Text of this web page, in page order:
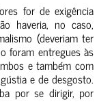
for de exigência
haveria, no caso,
(deveriam ter
foram entregues às
e também com
e de desgosto.
por se dirigir, por